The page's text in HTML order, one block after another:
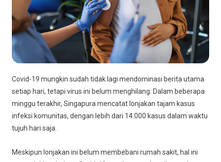
Covid-19 mungkin sudah tidak lagi mendominasi berita utama
setiap hari, tetapi virus ini belum menghilang. Dalam beberapa
minggu terakhir, Singapura mencatat lonjakan tajam kasus
infeksi komunitas, dengan lebih dari 14.000 kasus dalam waktu
tujuh hari saja.
Meskipun lonjakan ini belum membebani rumah sakit, hal ini